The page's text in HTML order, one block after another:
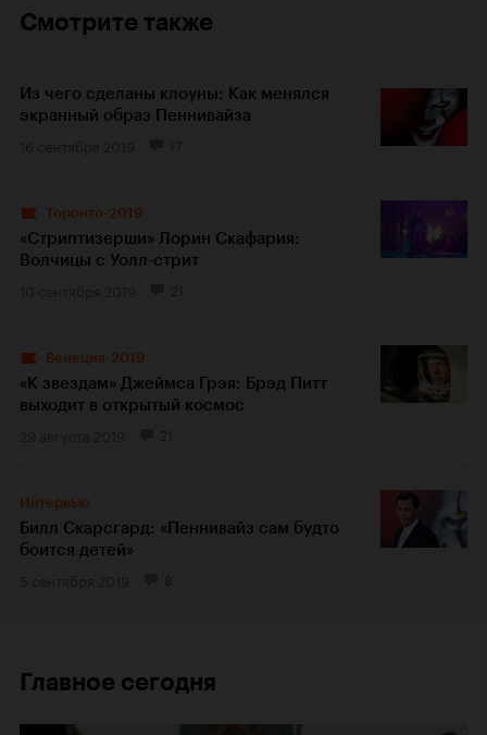
Смотрите также
Из чего сделаны клоуны: Как менялся
экранный образ Пеннивайза
Торонто-2019
«Стриптизерши» Лорин Скафария:
Волчицы с Уолл-стрит
Венеция-2019
«К звездам» Джеймса Грэя: Брэд Питт
выходит в открытый космос
Интервью
Билл Скарсгард: «Пеннивайз сам будто
боится детей»
Главное сегодня